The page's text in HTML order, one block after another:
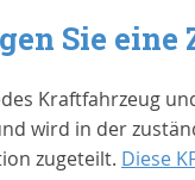
Sie eine
Kraftfahrzeug
wird in der
zugeteilt. Diese